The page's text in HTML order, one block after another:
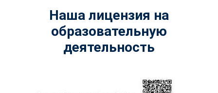
Наша лицензия на
образовательную
деятельность